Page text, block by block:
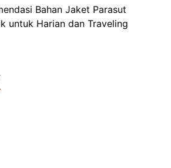
Bahan Jaket Parasut
untuk Harian dan Traveling